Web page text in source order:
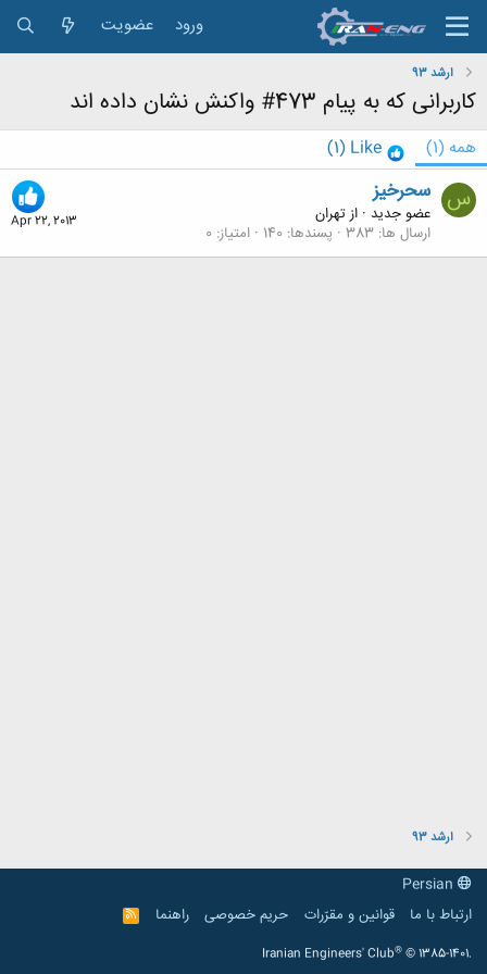
ورود عضویت
ارشد 93
کاربرانی که به پیام 473# واکنش نشان داده اند
همه (1)
Like
(1)
س
Apr 22, 2013
سحرخیز
عضو جدید · ازتهران
ارسال ها 383 پسندها 140 امتیاز 0
ارشد 93
ارتباط با ما
قوانین و مقرّرات حریم خصوصی راهنما
R
S
Iranian Engineers' Club® © 1385-1401.